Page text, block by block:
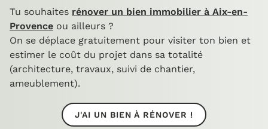
Tu souhaites rénover un bien immobilier à Aix-en-
Provence ou ailleurs ?
On se déplace gratuitement pour visiter ton bien et
estimer le coût du projet dans sa totalité
(architecture, travaux, suivi de chantier,
ameublement).
J'AI UN BIEN À RÉNOVER !